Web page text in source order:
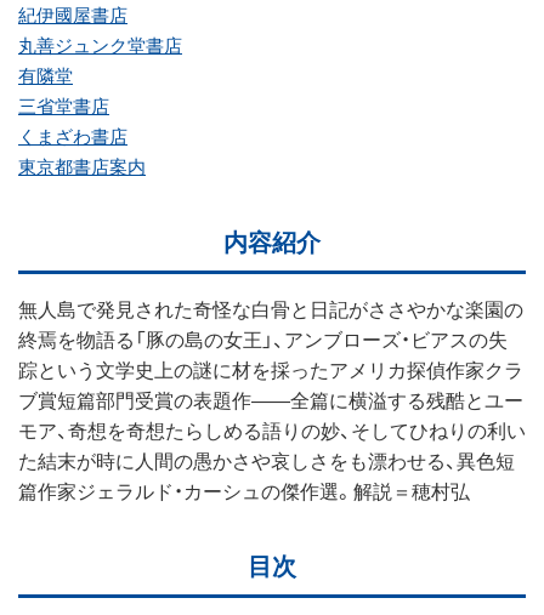
紀伊國屋書店
丸善ジュンク堂書店
有隣堂
三省堂書店
くまざわ書店
東京都書店案内
内容紹介
無人島で発見された奇怪な白骨と日記がささやかな楽園の
終焉を物語る「豚の島の女王」、アンブローズ・ビアスの失
踪という文学史上の謎に材を採ったアメリカ探偵作家クラ
ブ賞短篇部門受賞の表題作――全篇に横溢する残酷とユー
モア、奇想を奇想たらしめる語りの妙、そしてひねりの利い
た結末が時に人間の愚かさや哀しさをも漂わせる、異色短
篇作家ジェラルド・カーシュの傑作選。解説＝穂村弘
目次